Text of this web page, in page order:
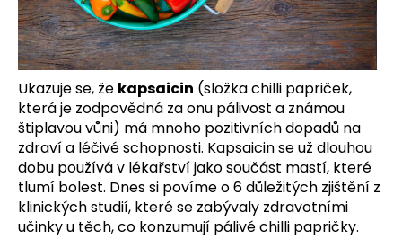
Ukazuje se, že kapsaicin (složka chilli papriček,
která je zodpovědná za onu pálivost a známou
štiplavou vůni) má mnoho pozitivních dopadů na
zdraví a léčivé schopnosti. Kapsaicin se už dlouhou
dobu používá v lékařství jako součást mastí, které
tlumí bolest. Dnes si povíme o 6 důležitých zjištění z
klinických studií, které se zabývaly zdravotními
učinky u těch, co konzumují pálivé chilli papričky.
a
j
í
t
?
HLEDAT